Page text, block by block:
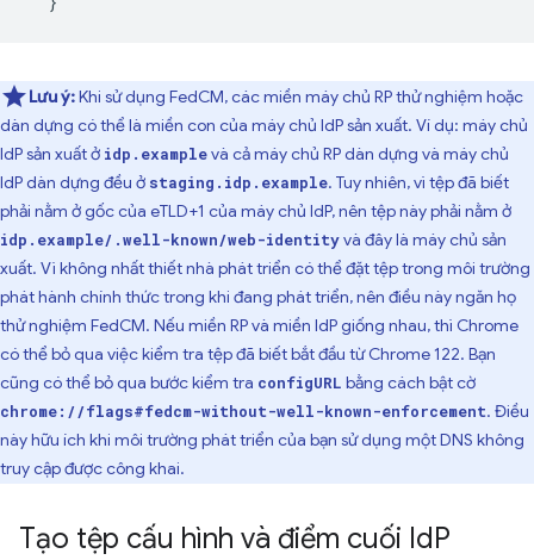
Lưu ý:Khi sử dụng FedCM, các miền máy chủ RP thử nghiệm hoặc
dàn dựng có thể là miền con của máy chủ IdP sản xuất. Ví dụ: máy chủ
IdP sản xuất ở idp.examplevà cả máy chủ RP dàn dựng và máy chủ
IdP dàn dựng đều ở staging.idp.example. Tuy nhiên, vì tệp đã biết
phải nằm ở gốc của eTLD+1 của máy chủ IdP, nên tệp này phải nằm ở
idp.example/.well-known/web-identityvà đây là máy chủ sản
xuất. Vì không nhất thiết nhà phát triển có thể đặt tệp trong môi trường
phát hành chính thức trong khi đang phát triển, nên điều này ngăn họ
thử nghiệm FedCM. Nếu miền RP và miền IdP giống nhau, thì Chrome
có thể bỏ qua việc kiểm tra tệp đã biết bắt đầu từ Chrome 122. Bạn
cũng có thể bỏ qua bước kiểm tra configURL bằng cách bật cờ
chrome://flags#fedcm-without-well-known-enforcement. Điều
này hữu ích khi môi trường phát triển của bạn sử dụng một DNS không
truy cập được công khai.
Tạo tệp cấu hình và điểm cuối IdP